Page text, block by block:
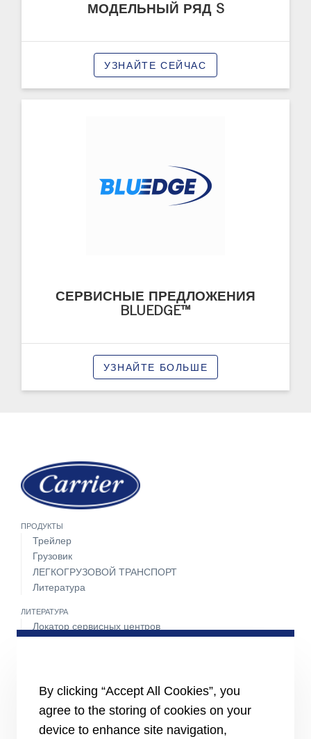
МОДЕЛЬНЫЙ РЯД S
УЗНАЙТЕ СЕЙЧАС
СЕРВИСНЫЕ ПРЕДЛОЖЕНИЯ
BLUEDGE™
УЗНАЙТЕ БОЛЬШЕ
ПРОДУКТЫ
Трейлер
Грузовик
ЛЕГКОГРУЗОВОЙ ТРАНСПОРТ
Литература
ЛИТЕРАТУРА
Локатор сервисных центров
Карьера
Медиа-центр
Контакты отдела продаж
By clicking “Accept All Cookies”, you
agree to the storing of cookies on your
device to enhance site navigation,